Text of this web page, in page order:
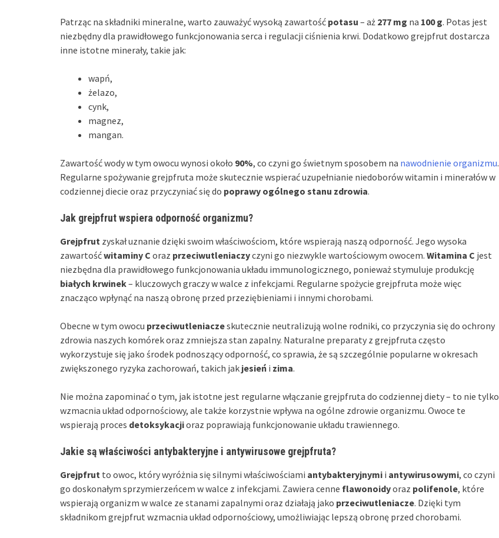
Patrząc na składniki mineralne, warto zauważyć wysoką zawartość potasu – aż 277 mg na 100 g. Potas jest
niezbędny dla prawidłowego funkcjonowania serca i regulacji ciśnienia krwi. Dodatkowo grejpfrut dostarcza
inne istotne minerały, takie jak:
wapń,
żelazo,
cynk,
magnez,
mangan.
Zawartość wody w tym owocu wynosi około 90%, co czyni go świetnym sposobem na nawodnienie organizmu.
Regularne spożywanie grejpfruta może skutecznie wspierać uzupełnianie niedoborów witamin i minerałów w
codziennej diecie oraz przyczyniać się do poprawy ogólnego stanu zdrowia.
Jak grejpfrut wspiera odporność organizmu?
Grejpfrut zyskał uznanie dzięki swoim właściwościom, które wspierają naszą odporność. Jego wysoka
zawartośćwitaminy C oraz przeciwutleniaczyczyni go niezwykle wartościowym owocem. Witamina C jest
niezbędna dla prawidłowego funkcjonowania układu immunologicznego, ponieważ stymuluje produkcję
białych krwinek– kluczowych graczy w walce z infekcjami. Regularne spożycie grejpfruta może więc
znacząco wpłynąć na naszą obronę przed przeziębieniami i innymi chorobami.
Obecne w tym owocu przeciwutleniaczeskutecznie neutralizują wolne rodniki, co przyczynia się do ochrony
zdrowia naszych komórek oraz zmniejsza stan zapalny. Naturalne preparaty z grejpfruta często
wykorzystuje się jako środek podnoszący odporność, co sprawia, że są szczególnie popularne w okresach
zwiększonego ryzyka zachorowań, takich jak jesień i zima.
Nie można zapominać o tym, jak istotne jest regularne włączanie grejpfruta do codziennej diety – to nie tylko
wzmacnia układ odpornościowy, ale także korzystnie wpływa na ogólne zdrowie organizmu. Owoce te
wspierają proces detoksykacjioraz poprawiają funkcjonowanie układu trawiennego.
Jakie są właściwości antybakteryjne i antywirusowe grejpfruta?
Grejpfrut to owoc, który wyróżnia się silnymi właściwościami antybakteryjnymi i antywirusowymi, co czyni
go doskonałym sprzymierzeńcem w walce z infekcjami. Zawiera cenne flawonoidyoraz polifenole, które
wspierają organizm w walce ze stanami zapalnymi oraz działają jako przeciwutleniacze. Dzięki tym
składnikom grejpfrut wzmacnia układ odpornościowy, umożliwiając lepszą obronę przed chorobami.